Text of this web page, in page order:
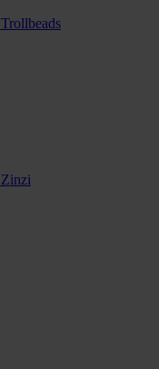
Trollbeads
Zinzi